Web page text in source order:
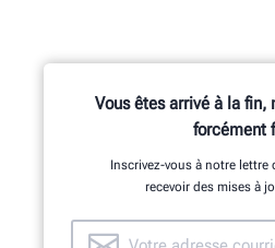
et
d’ingénieurs en
électricité et en
DÉCOUVERTE DE
Vous êtes arrivé à la fin,
forcément
Inscrivez-vous à notre lettre
recevoir des mises à